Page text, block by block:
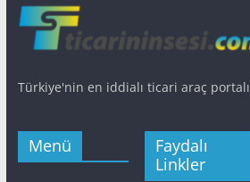
Türkiye'nin en iddialı ticari araç portalı
Menü
Faydalı
Linkler